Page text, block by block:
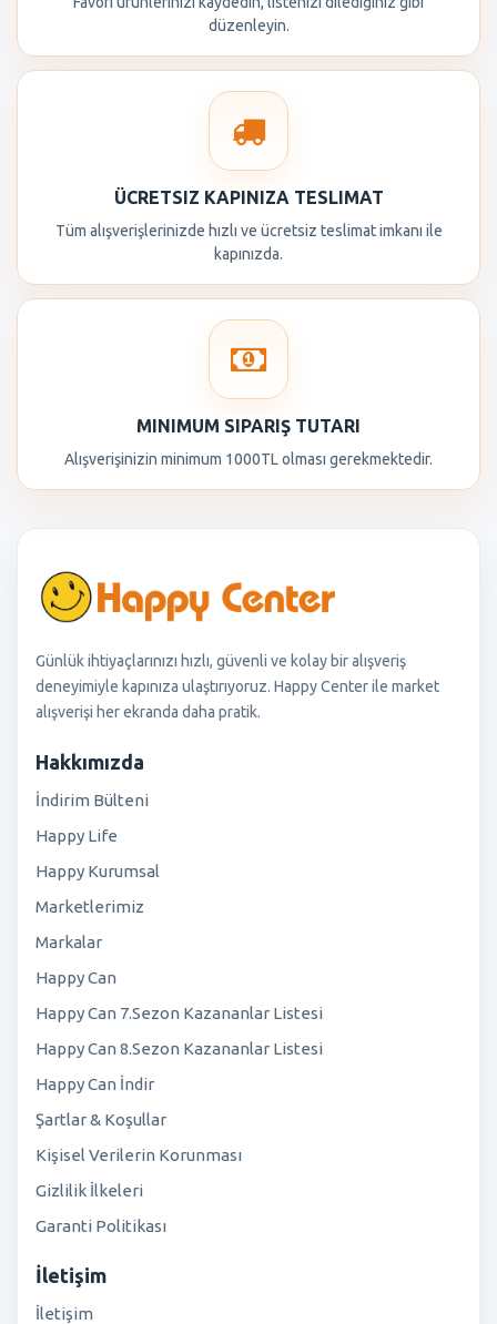
düzenleyin.
ÜCRETSIZ KAPINIZA TESLIMAT
Tüm alışverişlerinizde hızlı ve ücretsiz teslimat imkanı ile
kapınızda.
MINIMUM SIPARIŞ TUTARI
Alışverişinizin minimum 1000TL olması gerekmektedir.
Günlük ihtiyaçlarınızı hızlı, güvenli ve kolay bir alışveriş
deneyimiyle kapınıza ulaştırıyoruz. Happy Center ile market
alışverişi her ekranda daha pratik.
Hakkımızda
İndirim Bülteni
Happy Life
Happy Kurumsal
Marketlerimiz
Markalar
Happy Can
Happy Can 7.Sezon Kazananlar Listesi
Happy Can 8.Sezon Kazananlar Listesi
Happy Can İndir
Şartlar & Koşullar
Kişisel Verilerin Korunması
Gizlilik İlkeleri
Garanti Politikası
İletişim
İletişim